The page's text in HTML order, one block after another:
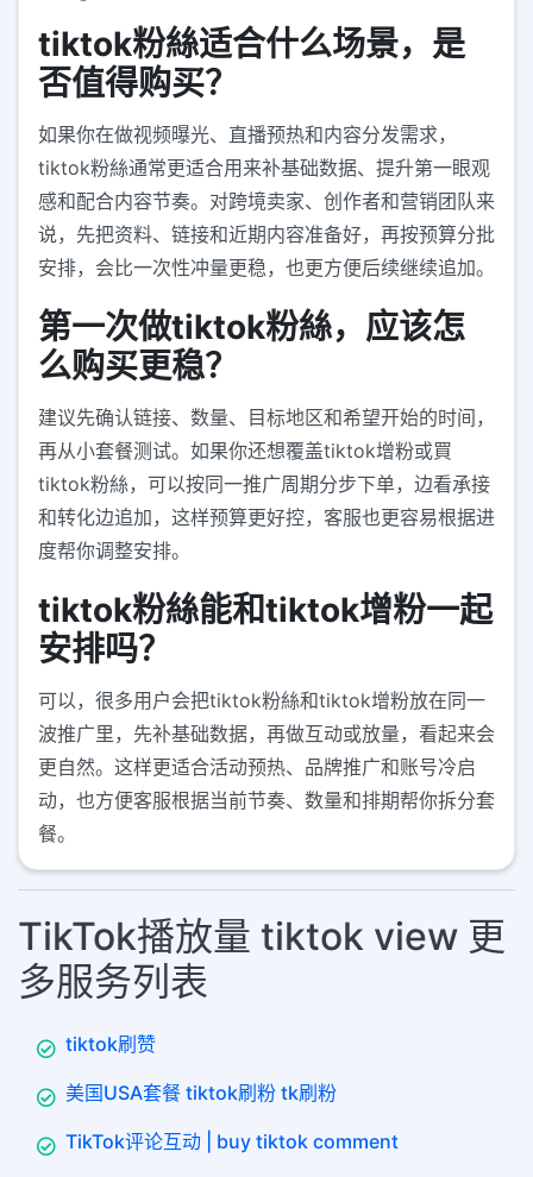
tiktok粉絲适合什么场景，是
否值得购买？
如果你在做视频曝光、直播预热和内容分发需求，
tiktok粉絲通常更适合用来补基础数据、提升第一眼观
感和配合内容节奏。对跨境卖家、创作者和营销团队来
说，先把资料、链接和近期内容准备好，再按预算分批
安排，会比一次性冲量更稳，也更方便后续继续追加。
第一次做tiktok粉絲，应该怎
么购买更稳？
建议先确认链接、数量、目标地区和希望开始的时间，
再从小套餐测试。如果你还想覆盖tiktok增粉或買
tiktok粉絲，可以按同一推广周期分步下单，边看承接
和转化边追加，这样预算更好控，客服也更容易根据进
度帮你调整安排。
tiktok粉絲能和tiktok增粉一起
安排吗？
可以，很多用户会把tiktok粉絲和tiktok增粉放在同一
波推广里，先补基础数据，再做互动或放量，看起来会
更自然。这样更适合活动预热、品牌推广和账号冷启
动，也方便客服根据当前节奏、数量和排期帮你拆分套
餐。
TikTok播放量 tiktok view 更
多服务列表
tiktok刷赞
美国USA套餐 tiktok刷粉 tk刷粉
TikTok评论互动 | buy tiktok comment